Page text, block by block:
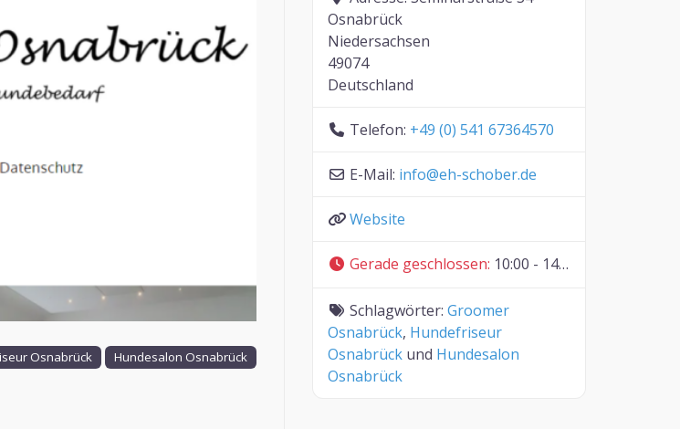
Osnabrück Hundesalon Osnabrück
Osnabrück
Niedersachsen
49074
Deutschland
Telefon: +49 (0) 541 67364570
E-Mail: info@eh-schober.de
Website
Gerade geschlossen: 10:00 - 14:30
Schlagwörter:Groomer
Osnabrück, Hundefriseur
Osnabrück und Hundesalon
Osnabrück